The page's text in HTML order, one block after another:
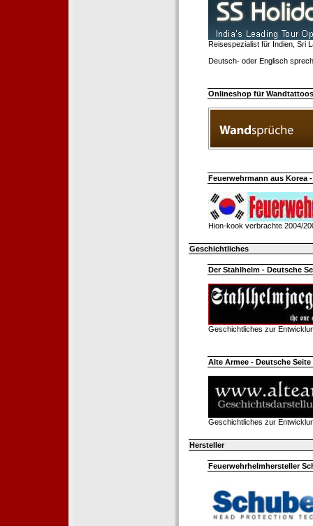
Reisespezialist für Indien, Sri
Deutsch- oder Englisch
Onlineshop für Wandtattoos
Feuerwehrmann aus Korea
Hion-kook verbrachte 2004/
Geschichtliches
Der Stahlhelm - Deutsche
Geschichtliches zur
Alte Armee - Deutsche Seite
Geschichtliches zur
Hersteller
Feuerwehrhelmhersteller